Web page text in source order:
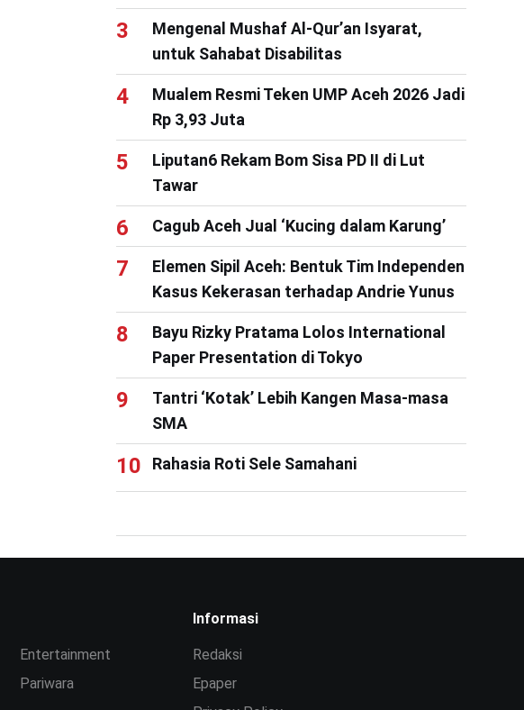
Mengenal Mushaf Al-Qur’an Isyarat,
untuk Sahabat Disabilitas
Mualem Resmi Teken UMP Aceh 2026 Jadi
Rp 3,93 Juta
Liputan6 Rekam Bom Sisa PD II di Lut
Tawar
Cagub Aceh Jual ‘Kucing dalam Karung’
Elemen Sipil Aceh: Bentuk Tim Independen
Kasus Kekerasan terhadap Andrie Yunus
Bayu Rizky Pratama Lolos International
Paper Presentation di Tokyo
Tantri ‘Kotak’ Lebih Kangen Masa-masa
SMA
Rahasia Roti Sele Samahani
Entertainment
Pariwara
Informasi
Redaksi
Epaper